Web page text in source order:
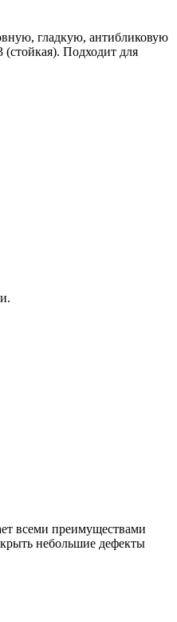
гладкую, антибликовую
(стойкая). Подходит для
всеми преимуществами
небольшие дефекты